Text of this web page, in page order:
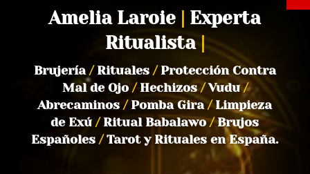
Amelia Laroie
Experta
Ritualista
Brujería /Rituales /Protección Contra
Mal de Ojo /Hechizos/Vudu/
Abrecaminos/Pomba Gira/Limpieza
de Exú/Ritual Babalawo/Brujos
Españoles/Tarot y Rituales en España.